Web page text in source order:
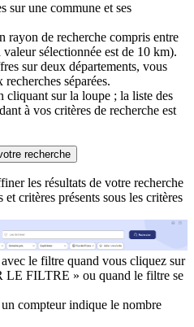
sur une commune et ses
rayon de recherche compris entre
sélectionnée est de 10 km).
sur deux départements, vous
séparées.
cliquant sur la loupe ; la liste des
à vos critères de recherche est
recherche
les résultats de votre recherche
critères présents sous les critères
le filtre quand vous cliquez sur
FILTRE » ou quand le filtre se
compteur indique le nombre